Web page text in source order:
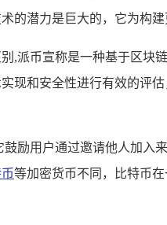
的潜力是巨大的，它为构
,派币宣称是一种基于区块
现和安全性进行有效的评
励用户通过邀请他人加
等加密货币不同，比特币